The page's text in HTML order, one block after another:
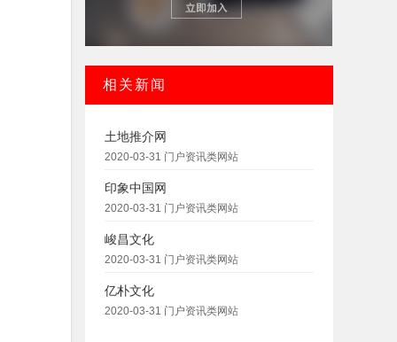
相关新闻
土地推介网
2020-03-31 门户资讯类网站
印象中国网
2020-03-31 门户资讯类网站
峻昌文化
2020-03-31 门户资讯类网站
亿朴文化
2020-03-31 门户资讯类网站